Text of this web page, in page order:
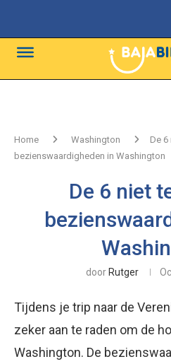
Home Washington
De
bezienswaardigheden in Washington
De 6 niet
door Rutger
Tijdens je trip naar de
zeker aan te raden om de
Washington. De